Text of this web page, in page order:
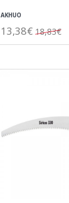
AKHUO
13,38€ 18,83€